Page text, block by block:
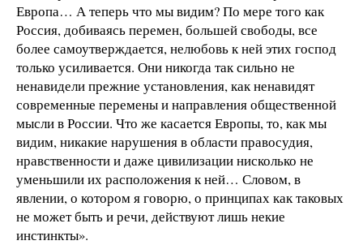
Европа… А теперь что мы видим? По мере того как
Россия, добиваясь перемен, большей свободы, все
более самоутверждается, нелюбовь к ней этих господ
только усиливается. Они никогда так сильно не
ненавидели прежние установления, как ненавидят
современные перемены и направления общественной
мысли в России. Что же касается Европы, то, как мы
видим, никакие нарушения в области правосудия,
нравственности и даже цивилизации нисколько не
уменьшили их расположения к ней… Словом, в
явлении, о котором я говорю, о принципах как таковых
не может быть и речи, действуют лишь некие
инстинкты».